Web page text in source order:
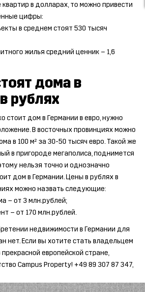
квартир в долларах, то можно привести
цифры:
в среднем стоят 530 тысяч
жилья средний ценник – 1,6
дома в
рублях
стоит дом в Германии в евро, нужно
В восточных провинциях можно
в 100 м² за 30-50 тысяч евро. Такой же
в пригороде мегаполиса, поднимется
нельзя точно и однозначно
дом в Германии. Цены в рублях в
можно назвать следующие:
– от 3 млн.рублей;
– от 170 млн.рублей.
недвижимости в Германии для
нет. Если вы хотите стать владельцем
европейской стране,
Campus Property! +49 89 307 87 347,